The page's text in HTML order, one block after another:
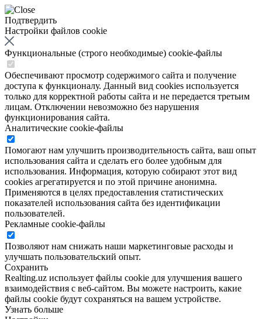
Подтвердить
Настройки файлов cookie
Функциональные (строго необходимые) cookie-файлы
Обеспечивают просмотр содержимого сайта и получение
доступа к функционалу. Данный вид cookies используется
только для корректной работы сайта и не передается третьим
лицам. Отключении невозможно без нарушения
функционирования сайта.
Аналитические cookie-файлы
Помогают нам улучшить производительность сайта, ваш опыт
использования сайта и сделать его более удобным для
использования. Информация, которую собирают этот вид
cookies агрегатируется и по этой причине анонимна.
Применяются в целях предоставления статистических
показателей использования сайта без идентификации
пользователей.
Рекламные cookie-файлы
Позволяют нам снижать наши маркетинговые расходы и
улучшать пользовательский опыт.
Сохранить
Realting.uz использует файлы cookie для улучшения вашего
взаимодействия с веб-сайтом. Вы можете настроить, какие
файлы cookie будут сохраняться на вашем устройстве.
Узнать больше